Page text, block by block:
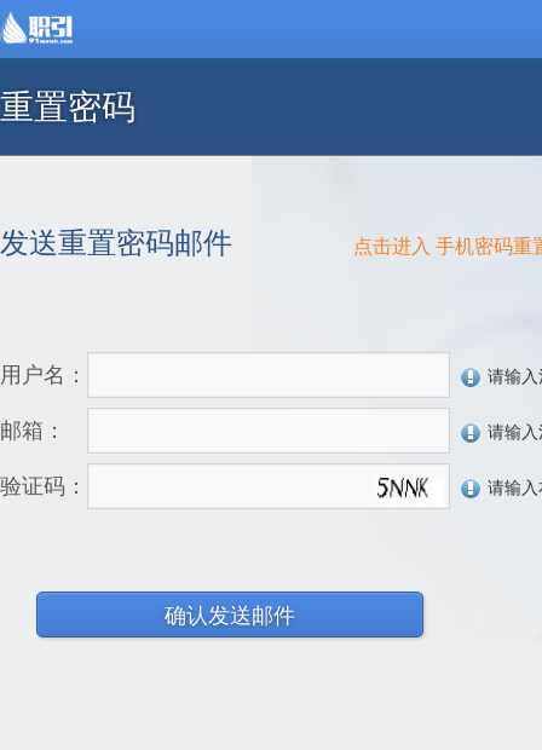
重置密码
发送重置密码邮件 点击进入 手机密码重
用户名：
邮箱：
验证码：
请输
请输
请输
确认发送邮件